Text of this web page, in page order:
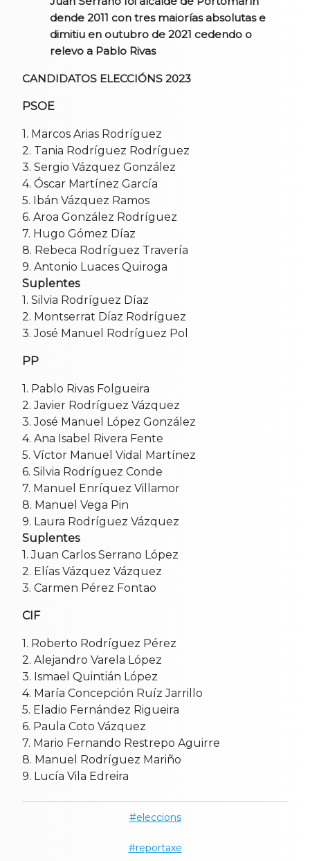
dende 2011 con tres maiorías absolutas e
dimitiu en outubro de 2021 cedendo o
relevo a Pablo Rivas
CANDIDATOS ELECCIÓNS 2023
PSOE
1. Marcos Arias Rodríguez
2. Tania Rodríguez Rodríguez
3. Sergio Vázquez González
4. Óscar Martínez García
5. Ibán Vázquez Ramos
6. Aroa González Rodríguez
7. Hugo Gómez Díaz
8. Rebeca Rodríguez Travería
9. Antonio Luaces Quiroga
Suplentes
1. Silvia Rodríguez Díaz
2. Montserrat Díaz Rodríguez
3. José Manuel Rodríguez Pol
PP
1. Pablo Rivas Folgueira
2. Javier Rodríguez Vázquez
3. José Manuel López González
4. Ana Isabel Rivera Fente
5. Víctor Manuel Vidal Martínez
6. Silvia Rodríguez Conde
7. Manuel Enríquez Villamor
8. Manuel Vega Pin
9. Laura Rodríguez Vázquez
Suplentes
1. Juan Carlos Serrano López
2. Elías Vázquez Vázquez
3. Carmen Pérez Fontao
CIF
1. Roberto Rodríguez Pérez
2. Alejandro Varela López
3. Ismael Quintián López
4. María Concepción Ruíz Jarrillo
5. Eladio Fernández Rigueira
6. Paula Coto Vázquez
7. Mario Fernando Restrepo Aguirre
8. Manuel Rodríguez Mariño
9. Lucía Vila Edreira
eleccions
reportaxe